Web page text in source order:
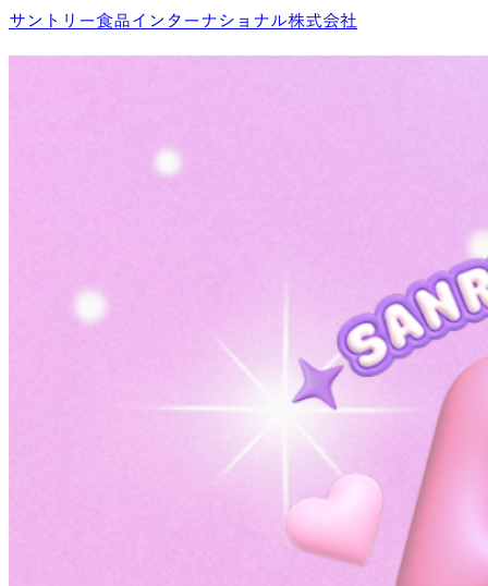
サントリー食品インターナショナル株式会社